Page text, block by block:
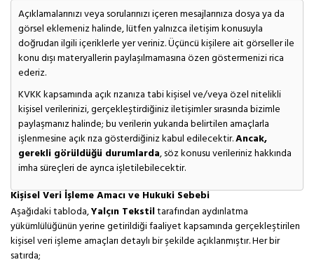
Açıklamalarınızı veya sorularınızı içeren mesajlarınıza dosya ya da
görsel eklemeniz halinde, lütfen yalnızca iletişim konusuyla
doğrudan ilgili içeriklerle yer veriniz. Üçüncü kişilere ait görseller ile
konu dışı materyallerin paylaşılmamasına özen göstermenizi rica
ederiz.
KVKK kapsamında açık rızanıza tabi kişisel ve/veya özel nitelikli
kişisel verilerinizi, gerçekleştirdiğiniz iletişimler sırasında bizimle
paylaşmanız halinde; bu verilerin yukarıda belirtilen amaçlarla
işlenmesine açık rıza gösterdiğiniz kabul edilecektir.Ancak,
gerekli görüldüğü durumlarda, söz konusu verileriniz hakkında
imha süreçleri de ayrıca işletilebilecektir.
Kişisel Veri İşleme Amacı ve Hukuki Sebebi
Aşağıdaki tabloda,Yalçın Tekstiltarafından aydınlatma
yükümlülüğünün yerine getirildiği faaliyet kapsamında gerçekleştirilen
kişisel veri işleme amaçları detaylı bir şekilde açıklanmıştır. Her bir
satırda;